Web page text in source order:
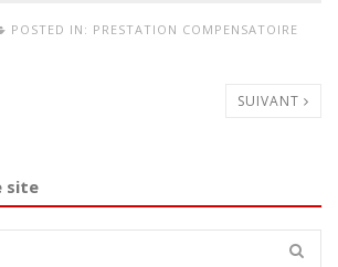
POSTED IN: PRESTATION COMPENSATOIRE
SUIVANT
site